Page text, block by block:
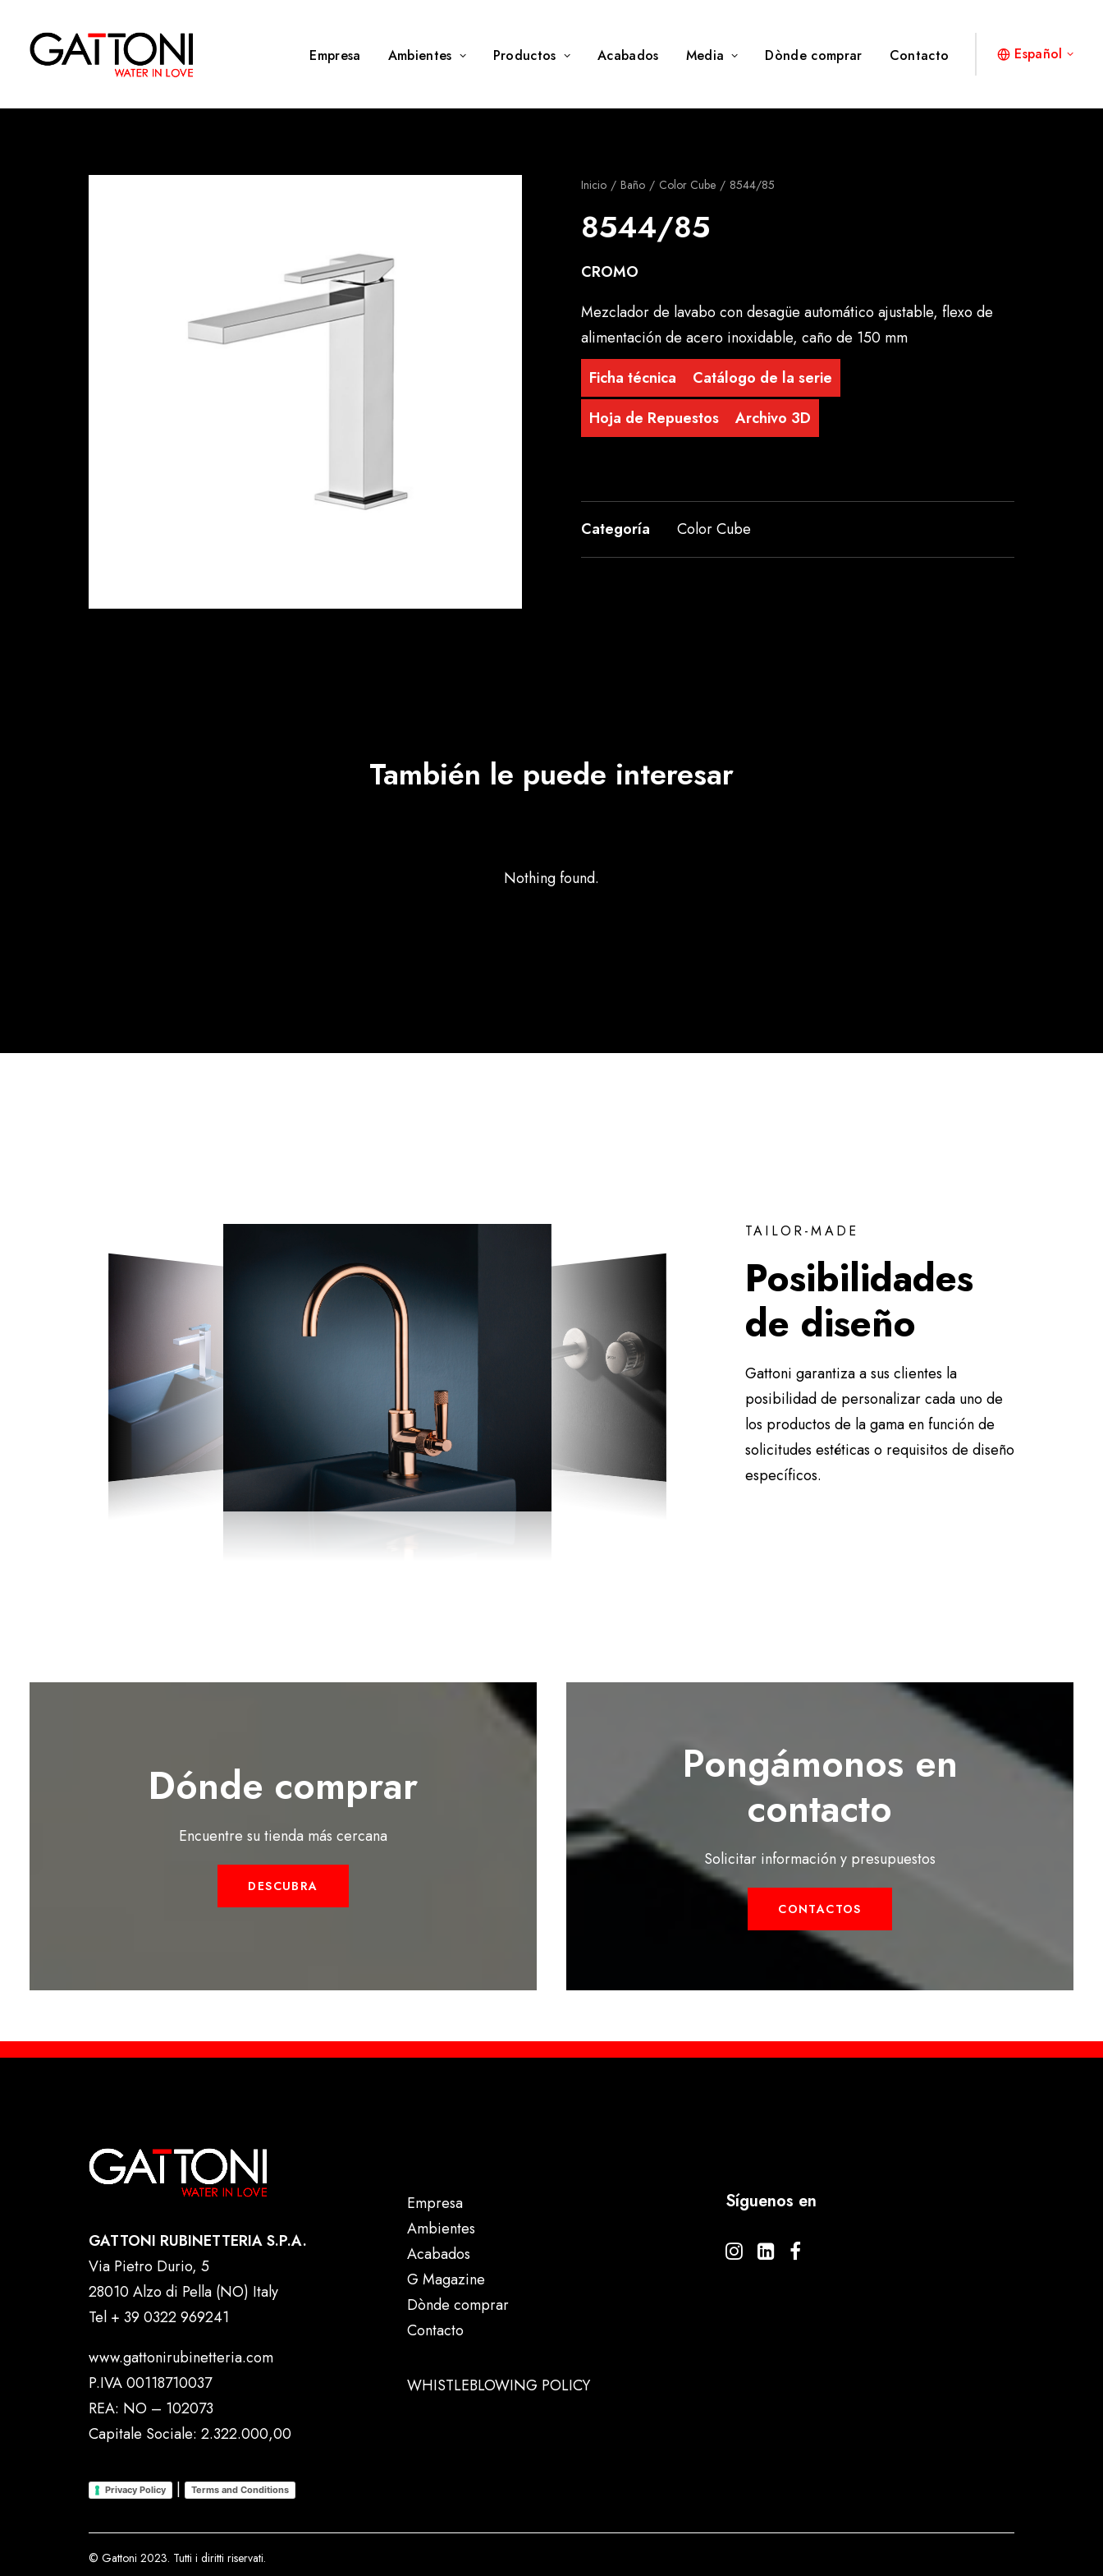
Empresa Ambientes Productos Acabados Media Dònde comprar Contacto Español
Inicio Baño Color Cube 8544/85
8544/85
CROMO
Mezclador de lavabo con desagüe automático ajustable, flexo de
alimentación de acero inoxidable, caño de 150 mm
Ficha técnica
Catálogo de la serie
Hoja de Repuestos
Archivo 3D
Categoría Color Cube
También le puede interesar
Nothing found.
TAILOR-MADE
Posibilidades
de diseño
Gattoni garantiza a sus clientes la
posibilidad de personalizar cada uno de
los productos de la gama en función de
solicitudes estéticas o requisitos de diseño
específicos.
Dónde comprar
Encuentre su tienda más cercana
DESCUBRA
Pongámonos en
contacto
Solicitar información y presupuestos
CONTACTOS
GATTONI RUBINETTERIA S.P.A.
Via Pietro Durio, 5
28010 Alzo di Pella (NO) Italy
Tel + 39 0322 969241
www.gattonirubinetteria.com
P.IVA 00118710037
REA: NO – 102073
Capitale Sociale: 2.322.000,00
Privacy Policy | Terms and Conditions
Empresa
Ambientes
Acabados
G Magazine
Dònde comprar
Contacto
WHISTLEBLOWING POLICY
Síguenos en
© Gattoni 2023. Tutti i diritti riservati.